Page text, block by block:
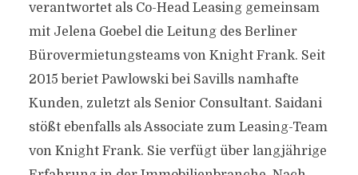
verantwortet als Co-Head Leasing gemeinsam
mit Jelena Goebel die Leitung des Berliner
Bürovermietungsteams von Knight Frank. Seit
2015 beriet Pawlowski bei Savills namhafte
Kunden, zuletzt als Senior Consultant. Saidani
stößt ebenfalls als Associate zum Leasing-Team
von Knight Frank. Sie verfügt über langjährige